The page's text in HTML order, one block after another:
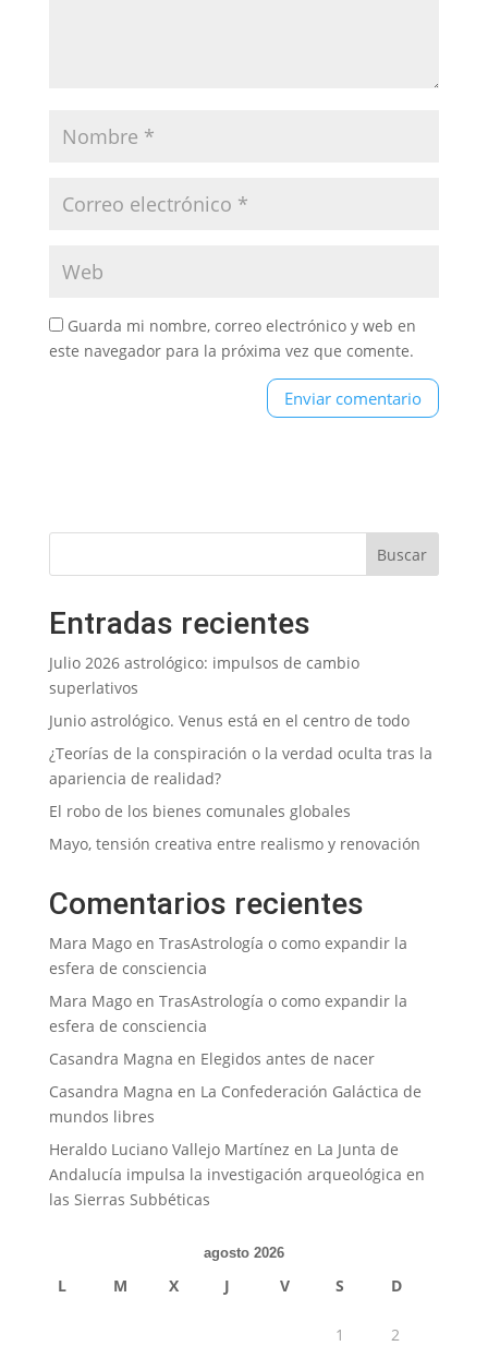
Guarda mi nombre, correo electrónico y web en
este navegador para la próxima vez que comente.
Entradas recientes
Julio 2026 astrológico: impulsos de cambio
superlativos
Junio astrológico. Venus está en el centro de todo
¿Teorías de la conspiración o la verdad oculta tras la
apariencia de realidad?
El robo de los bienes comunales globales
Mayo, tensión creativa entre realismo y renovación
Comentarios recientes
Mara Magoen TrasAstrología o como expandir la
esfera de consciencia
Mara Magoen TrasAstrología o como expandir la
esfera de consciencia
Casandra Magna en Elegidos antes de nacer
Casandra Magna en La Confederación Galáctica de
mundos libres
Heraldo Luciano Vallejo Martínez en La Junta de
Andalucía impulsa la investigación arqueológica en
las Sierras Subbéticas
agosto 2026
L M X J V S D
1 2